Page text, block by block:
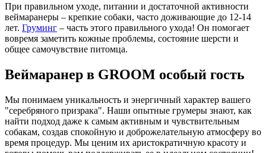
При правильном уходе, питании и достаточной активности
веймаранеры – крепкие собаки, часто доживающие до 12-14
лет. Груминг – часть этого правильного ухода! Он помогает
вовремя заметить кожные проблемы, состояние шерсти и
общее самочувствие питомца.
Веймаранер в GROOM особый гость
Мы понимаем уникальность и энергичный характер вашего
"серебряного призрака". Наши опытные грумеры знают, как
найти подход даже к самым активным и чувствительным
собакам, создав спокойную и доброжелательную атмосферу во
время процедур. Мы ценим их аристократичную красоту и